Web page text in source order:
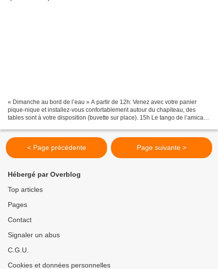
« Dimanche au bord de l’eau » A partir de 12h: Venez avec votre panier
pique-nique et installez-vous confortablement autour du chapiteau, des
tables sont à votre disposition (buvette sur place). 15h Le tango de l’amicale
< Page précédente Page suivante >
Hébergé par Overblog
Top articles
Pages
Contact
Signaler un abus
C.G.U.
Cookies et données personnelles